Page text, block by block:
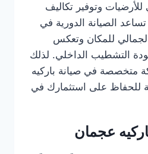
للأرضيات وتوفير تكاليف
تساعد الصيانة الدورية في
للمكان وتعكس
التشطيب الداخلي. لذلك
متخصصة في صيانة باركيه
للحفاظ على استثمارك في
عجمان